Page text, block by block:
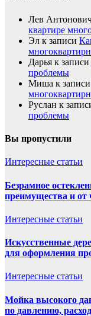
Лев
квартире
Эл к записи
Дарья к записи
проблемы
Миша к записи
Руслан к
проблемы
Вы пропустили
Интересные статьи
Безрамное
преимущества и от
Интересные статьи
Искусственные
для оформления
Интересные статьи
Мойка высокого
по давлению,